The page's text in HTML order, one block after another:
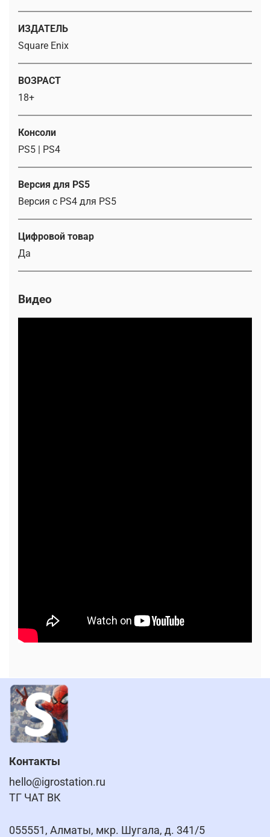
ИЗДАТЕЛЬ
Square Enix
ВОЗРАСТ
18+
Консоли
PS5 | PS4
Версия для PS5
Версия с PS4 для PS5
Цифровой товар
Да
Видео
Контакты
hello@igrostation.ru
ТГ ЧАТ ВК
055551, Алматы, мкр. Шугала, д. 341/5